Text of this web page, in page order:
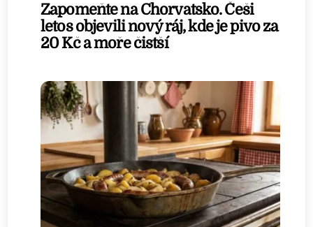
Zapomeňte na Chorvatsko. Češi
letos objevili nový ráj, kde je pivo za
20 Kč a moře čistší